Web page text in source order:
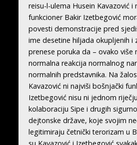
reisu-l-ulema Husein Kavazović i
funkcioner Bakir Izetbegović
povesti demonstracije pred
ime desetine hiljada okupljenih i
prenese poruka da – ovako više
normalna reakcija normalnog
normalnih predstavnika. Na
Kavazović ni najviši bošnjački
Izetbegović nisu ni jednom
kolaboraciju Sipe i drugih
dejtonske države, koje svojim
legitimiraju četnički terorizam u